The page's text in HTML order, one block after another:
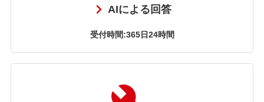
AIによる回答
受付時間:365日24時間